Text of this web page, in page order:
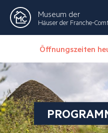
Museum der
Häuser der Franche-
Öffnungszeiten